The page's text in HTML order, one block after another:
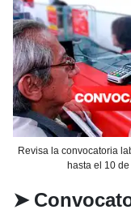
Revisa la convocatoria
hasta el 10
➤